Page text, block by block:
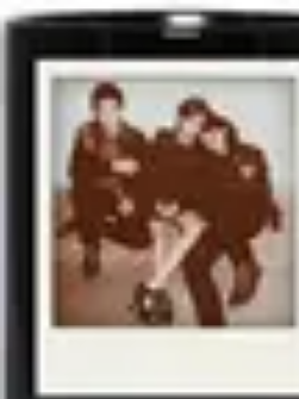
Tout sur le Padel
Règles et fondamentauxRègles et
PadelEntraînement et Techniques
Tout sur le Padel